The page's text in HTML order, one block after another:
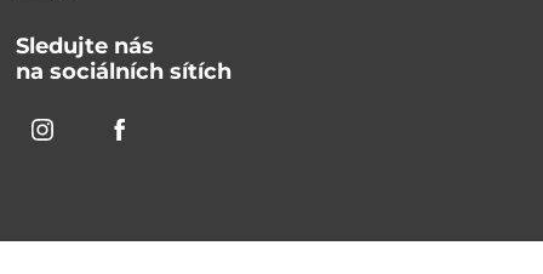
Sledujte nás
na sociálních sítích